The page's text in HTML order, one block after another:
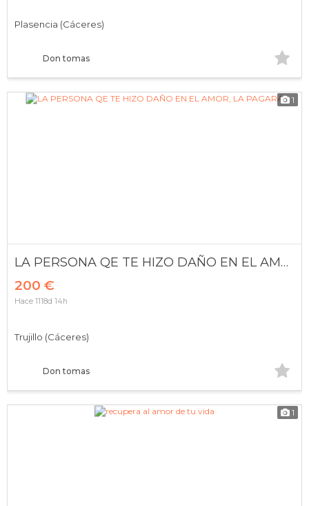
Don tomas
Plasencia (Cáceres)
1
LA PERSONA QE TE HIZO DAÑO EN EL AMOR, LA PAGARÁ
200 €
Don tomas
Trujillo (Cáceres)
Hace 1118d 14h
1